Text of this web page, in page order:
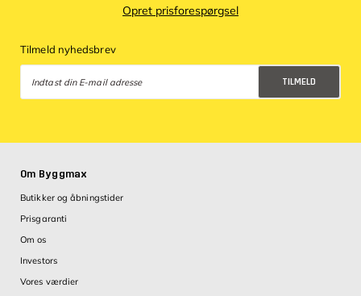
Opret prisforespørgsel
Tilmeld nyhedsbrev
TILMELD
Om Byggmax
Butikker og åbningstider
Prisgaranti
Om os
Investors
Vores værdier